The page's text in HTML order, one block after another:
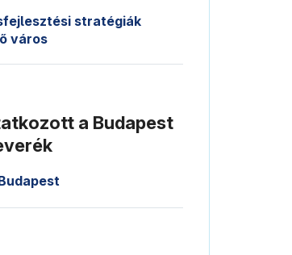
stratégiák
város
a Budapest